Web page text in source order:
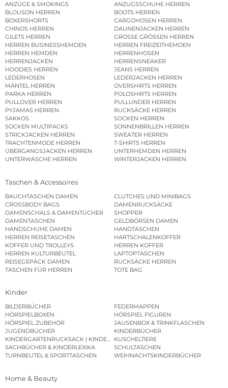
ANZÜGE & SMOKINGS
ANZUGSSCHUHE HERREN
BLOUSON HERREN
BOOTS HERREN
BOXERSHORTS
CARGOHOSEN HERREN
CHINOS HERREN
DAUNENJACKEN HERREN
GILETS HERREN
GROSSE GRÖSSEN HERREN
HERREN BUSINESSHEMDEN
HERREN FREIZEITHEMDEN
HERREN HEMDEN
HERRENHOSEN
HERRENJACKEN
HERRENSNEAKER
HOODIES HERREN
JEANS HERREN
LEDERHOSEN
LEDERJACKEN HERREN
MÄNTEL HERREN
OVERSHIRTS HERREN
PARKA HERREN
POLOSHIRTS HERREN
PULLOVER HERREN
PULLUNDER HERREN
PYJAMAS HERREN
RUCKSÄCKE HERREN
SAKKOS
SOCKEN HERREN
SOCKEN MULTIPACKS
SONNENBRILLEN HERREN
STRICKJACKEN HERREN
SWEATER HERREN
TRACHTENMODE HERREN
T-SHIRTS HERREN
ÜBERGANGSJACKEN HERREN
UNTERHEMDEN HERREN
UNTERWÄSCHE HERREN
WINTERJACKEN HERREN
Taschen & Accessoires
BAUCHTASCHEN DAMEN
CLUTCHES UND MINIBAGS
CROSSBODY BAGS
DAMENRUCKSÄCKE
DAMENSCHALS & DAMENTÜCHER
SHOPPER
DAMENTASCHEN
GELDBÖRSEN DAMEN
HANDSCHUHE DAMEN
HANDTASCHEN
HERREN REISETASCHEN
HARTSCHALENKOFFER
KOFFER UND TROLLEYS
HERREN KOFFER
HERREN KULTURBEUTEL
LAPTOPTASCHEN
REISEGEPÄCK DAMEN
RUCKSÄCKE HERREN
TASCHEN FÜR HERREN
TOTE BAG
Kinder
BILDERBÜCHER
FEDERMAPPEN
HÖRSPIELBOXEN
HÖRSPIEL FIGUREN
HÖRSPIEL ZUBEHÖR
JAUSENBOX & TRINKFLASCHEN
JUGENDBÜCHER
KINDERBÜCHER
KINDERGARTENRUCKSACK | KINDERGARTENBEUTEL
KUSCHELTIERE
SACHBÜCHER & KINDERLEXIKA
SCHULTASCHEN
TURNBEUTEL & SPORTTASCHEN
WEIHNACHTSKINDERBÜCHER
Home & Beauty